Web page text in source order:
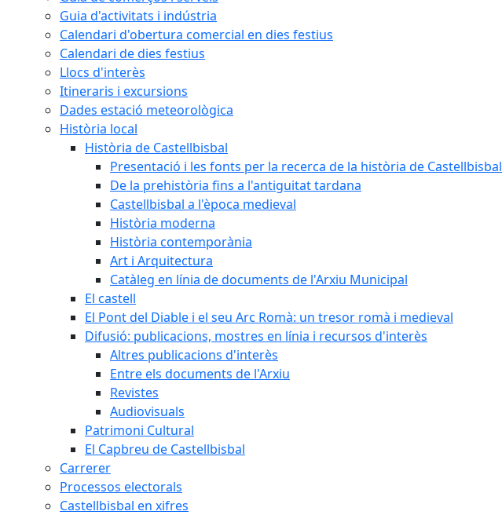
Guia d'activitats i indústria
Calendari d'obertura comercial en dies festius
Calendari de dies festius
Llocs d'interès
Itineraris i excursions
Dades estació meteorològica
Història local
Història de Castellbisbal
Presentació i les fonts per la recerca de la història de Castellbisbal
De la prehistòria fins a l'antiguitat tardana
Castellbisbal a l'època medieval
Història moderna
Història contemporània
Art i Arquitectura
Catàleg en línia de documents de l'Arxiu Municipal
El castell
El Pont del Diable i el seu Arc Romà: un tresor romà i medieval
Difusió: publicacions, mostres en línia i recursos d'interès
Altres publicacions d'interès
Entre els documents de l'Arxiu
Revistes
Audiovisuals
Patrimoni Cultural
El Capbreu de Castellbisbal
Carrerer
Processos electorals
Castellbisbal en xifres